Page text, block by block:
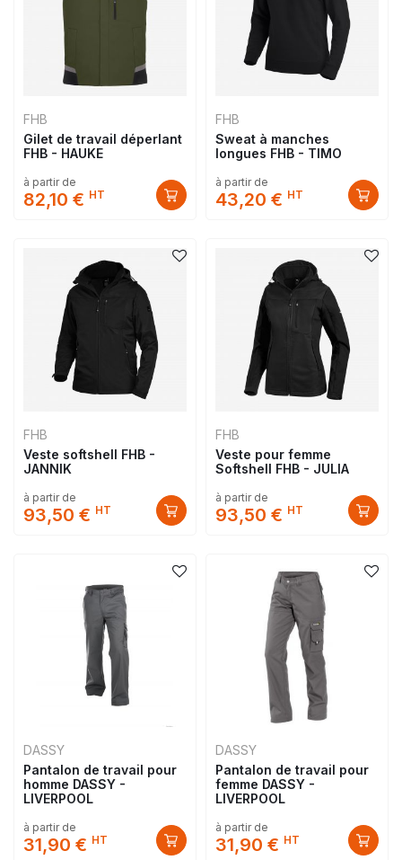
FHB
Gilet de travail déperlant
FHB - HAUKE
à partir de
82,10 € HT
FHB
Sweat à manches
longues FHB - TIMO
à partir de
43,20 € HT
FHB
Veste softshell FHB -
JANNIK
à partir de
93,50 € HT
FHB
Veste pour femme
Softshell FHB - JULIA
à partir de
93,50 € HT
DASSY
Pantalon de travail pour
homme DASSY -
LIVERPOOL
à partir de
31,90 € HT
DASSY
Pantalon de travail pour
femme DASSY -
LIVERPOOL
à partir de
31,90 € HT